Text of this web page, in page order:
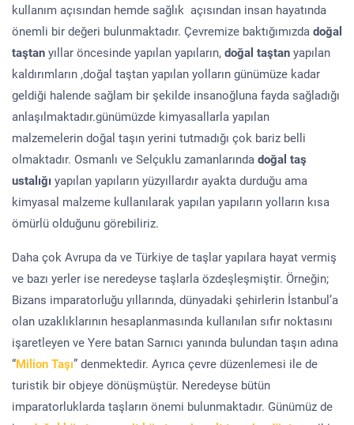
kullanım açısından hemde sağlık açısından insan hayatında
önemli bir değeri bulunmaktadır. Çevremize baktığımızda doğal
taştan yıllar öncesinde yapılan yapıların, doğal taştan yapılan
kaldırımların ,doğal taştan yapılan yolların günümüze kadar
geldiği halende sağlam bir şekilde insanoğluna fayda sağladığı
anlaşılmaktadır.günümüzde kimyasallarla yapılan
malzemelerin doğal taşın yerini tutmadığı çok bariz belli
olmaktadır. Osmanlı ve Selçuklu zamanlarında doğal taş
ustalığı yapılan yapıların yüzyıllardır ayakta durduğu ama
kimyasal malzeme kullanılarak yapılan yapıların yolların kısa
ömürlü olduğunu görebiliriz.
Daha çok Avrupa da ve Türkiye de taşlar yapılara hayat vermiş
ve bazı yerler ise neredeyse taşlarla özdeşleşmiştir. Örneğin;
Bizans imparatorluğu yıllarında, dünyadaki şehirlerin İstanbul’a
olan uzaklıklarının hesaplanmasında kullanılan sıfır noktasını
işaretleyen ve Yere batan Sarnıcı yanında bulundan taşın adına
“Milion Taşı” denmektedir. Ayrıca çevre düzenlemesi ile de
turistik bir objeye dönüşmüştür. Neredeyse bütün
imparatorluklarda taşların önemi bulunmaktadır. Günümüz de